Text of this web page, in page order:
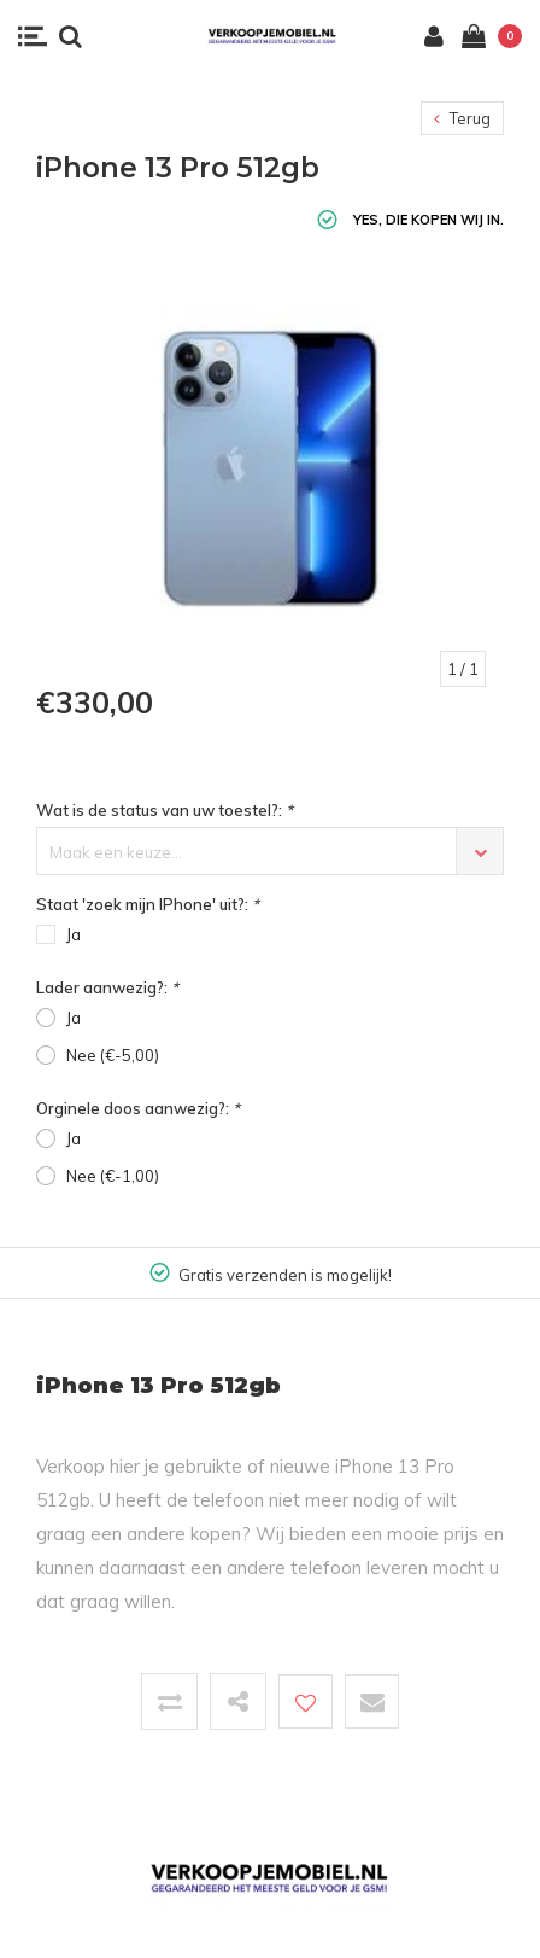
0
Terug
iPhone 13 Pro 512gb
YES, DIE KOPEN WIJ IN.
1 / 1
€330,00
Wat is de status van uw toestel?: *
Maak een keuze...
Staat 'zoek mijn IPhone' uit?: *
Ja
Lader aanwezig?: *
Ja
Nee (€-5,00)
Orginele doos aanwezig?: *
Ja
Nee (€-1,00)
Gratis verzenden is mogelijk!
iPhone 13 Pro 512gb
Verkoop hier je gebruikte of nieuwe iPhone 13 Pro
512gb. U heeft de telefoon niet meer nodig of wilt
graag een andere kopen? Wij bieden een mooie prijs en
kunnen daarnaast een andere telefoon leveren mocht u
dat graag willen.